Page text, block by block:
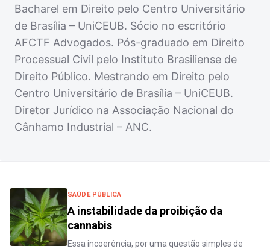
Bacharel em Direito pelo Centro Universitário
de Brasília – UniCEUB. Sócio no escritório
AFCTF Advogados. Pós-graduado em Direito
Processual Civil pelo Instituto Brasiliense de
Direito Público. Mestrando em Direito pelo
Centro Universitário de Brasília – UniCEUB.
Diretor Jurídico na Associação Nacional do
Cânhamo Industrial – ANC.
SAÚDE PÚBLICA
A instabilidade da proibição da
cannabis
Essa incoerência, por uma questão simples de